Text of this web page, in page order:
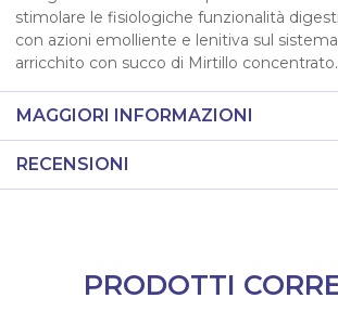
stimolare le fisiologiche funzionalità
con azioni emolliente e lenitiva sul
arricchito con succo di Mirtillo concentrato.
MAGGIORI INFORMAZIONI
RECENSIONI
PRODOTTI